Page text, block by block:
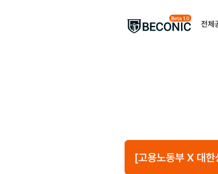
전체
[고용노동부 X 대